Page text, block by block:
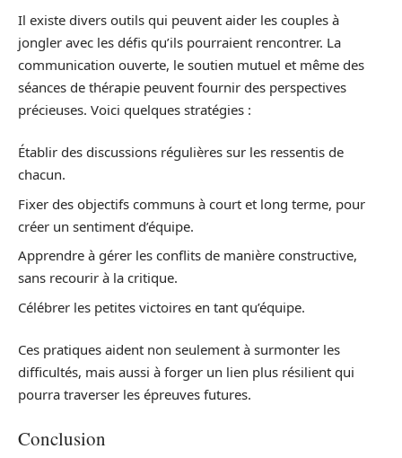
Il existe divers outils qui peuvent aider les couples à
jongler avec les défis qu’ils pourraient rencontrer. La
communication ouverte, le soutien mutuel et même des
séances de thérapie peuvent fournir des perspectives
précieuses. Voici quelques stratégies :
Établir des discussions régulières sur les ressentis de
chacun.
Fixer des objectifs communs à court et long terme, pour
créer un sentiment d’équipe.
Apprendre à gérer les conflits de manière constructive,
sans recourir à la critique.
Célébrer les petites victoires en tant qu’équipe.
Ces pratiques aident non seulement à surmonter les
difficultés, mais aussi à forger un lien plus résilient qui
pourra traverser les épreuves futures.
Conclusion